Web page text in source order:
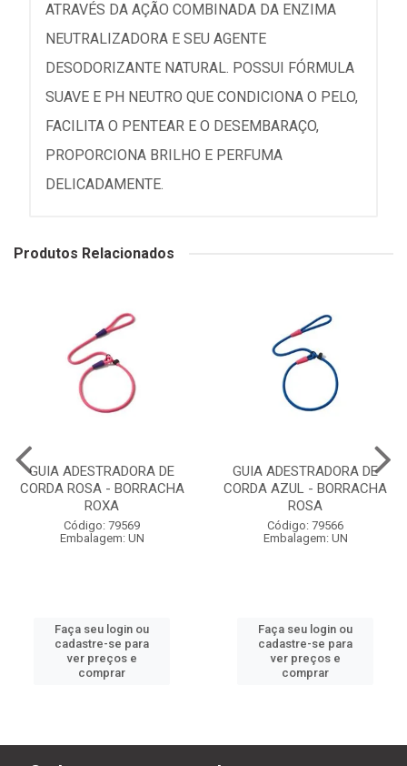
ATRAVÉS DA AÇÃO COMBINADA DA ENZIMA
NEUTRALIZADORA E SEU AGENTE
DESODORIZANTE NATURAL. POSSUI FÓRMULA
SUAVE E PH NEUTRO QUE CONDICIONA O PELO,
FACILITA O PENTEAR E O DESEMBARAÇO,
PROPORCIONA BRILHO E PERFUMA
DELICADAMENTE.
Produtos Relacionados
GUIA ADESTRADORA DE
CORDA ROSA - BORRACHA
ROXA
Código: 79569
Embalagem: UN
Faça seu login ou
cadastre-se para
ver preços e
comprar
GUIA ADESTRADORA DE
CORDA AZUL - BORRACHA
ROSA
Código: 79566
Embalagem: UN
Faça seu login ou
cadastre-se para
ver preços e
comprar